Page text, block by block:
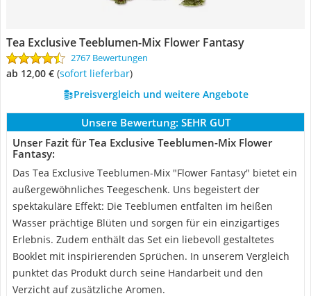
Tea Exclusive Teeblumen-Mix Flower Fantasy
2767 Bewertungen
ab 12,00 € ( Sofort lieferbar)
Preisvergleich und weitere Angebote
Unsere Bewertung: SEHR GUT
Unser Fazit für Tea Exclusive Teeblumen-Mix Flower
Fantasy:
Das Tea Exclusive Teeblumen-Mix "Flower Fantasy" bietet ein
außergewöhnliches Teegeschenk. Uns begeistert der
spektakuläre Effekt: Die Teeblumen entfalten im heißen
Wasser prächtige Blüten und sorgen für ein einzigartiges
Erlebnis. Zudem enthält das Set ein liebevoll gestaltetes
Booklet mit inspirierenden Sprüchen. In unserem Vergleich
punktet das Produkt durch seine Handarbeit und den
Verzicht auf zusätzliche Aromen.